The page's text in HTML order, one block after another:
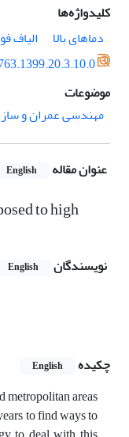
کلیدواژه‌ها
دماهای بالا
الیاف
موضوعات
مهندسی عمران و
عنوان مقاله English
to high
نویسندگان English
چکیده
English
metropolitan areas
to find ways to